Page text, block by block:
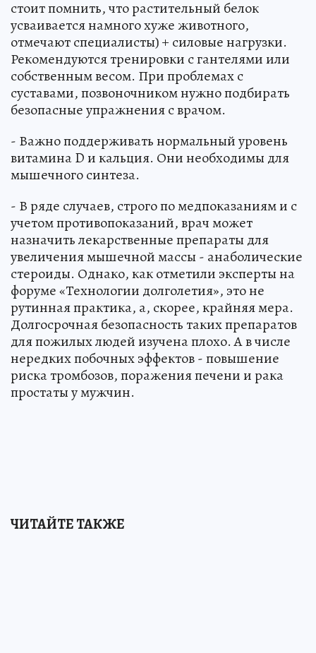
стоит помнить, что растительный белок
усваивается намного хуже животного,
отмечают специалисты) + силовые нагрузки.
Рекомендуются тренировки с гантелями или
собственным весом. При проблемах с
суставами, позвоночником нужно подбирать
безопасные упражнения с врачом.
- Важно поддерживать нормальный уровень
витамина D и кальция. Они необходимы для
мышечного синтеза.
- В ряде случаев, строго по медпоказаниям и с
учетом противопоказаний, врач может
назначить лекарственные препараты для
увеличения мышечной массы - анаболические
стероиды. Однако, как отметили эксперты на
форуме «Технологии долголетия», это не
рутинная практика, а, скорее, крайняя мера.
Долгосрочная безопасность таких препаратов
для пожилых людей изучена плохо. А в числе
нередких побочных эффектов - повышение
риска тромбозов, поражения печени и рака
простаты у мужчин.
ЧИТАЙТЕ ТАКЖЕ